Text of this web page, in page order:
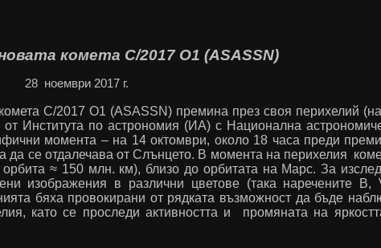
комета C/2017 O1 (ASASSN)
28 ноември 2017 г.
C/2017O1 (ASASSN) премина през своя перихелий
Института по астрономия (ИА) с Национална
момента – на 14 октомври, около 18 часа преди
да се отдалечава от Слънцето. В момента на перихелия
≈ 150 млн. км), близо до орбитата на Марс. За
изображения в различни цветове (така наречените
B,
бяха провокирани от рядката възможност да бъде
като се проследи активността и промяната на